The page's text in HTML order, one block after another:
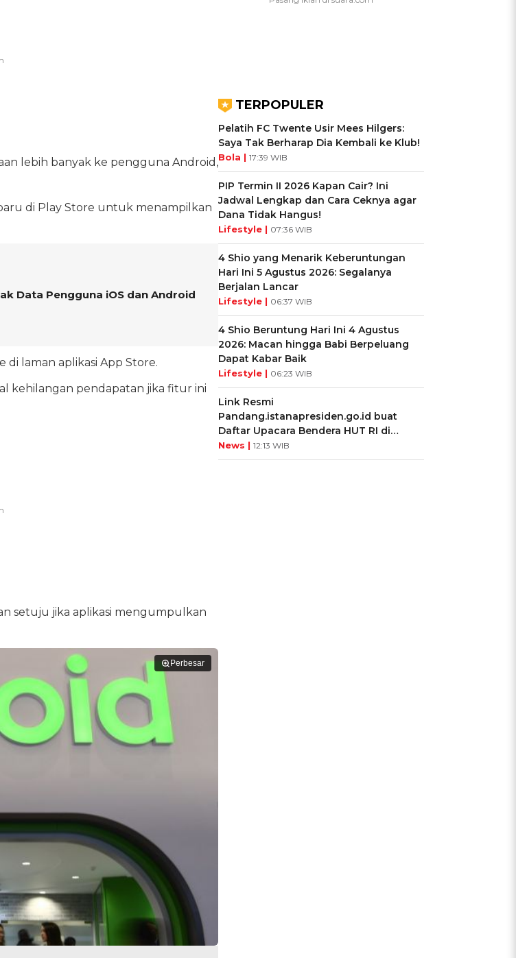
lebih banyak ke pengguna Android,
di Play Store untuk menampilkan
Data Pengguna iOS dan Android
di laman aplikasi App Store.
kehilangan pendapatan jika fitur ini
setuju jika aplikasi mengumpulkan
Perbesar
TERPOPULER
Pelatih FC Twente Usir Mees Hilgers:
Saya Tak Berharap Dia Kembali ke Klub!
Bola | 17:39 WIB
PIP Termin II 2026 Kapan Cair? Ini
Jadwal Lengkap dan Cara Ceknya agar
Dana Tidak Hangus!
Lifestyle | 07:36 WIB
4 Shio yang Menarik Keberuntungan
Hari Ini 5 Agustus 2026: Segalanya
Berjalan Lancar
Lifestyle | 06:37 WIB
4 Shio Beruntung Hari Ini 4 Agustus
2026: Macan hingga Babi Berpeluang
Dapat Kabar Baik
Lifestyle | 06:23 WIB
Link Resmi
Pandang.istanapresiden.go.id buat
Daftar Upacara Bendera HUT RI di
Istana Negara
News | 12:13 WIB